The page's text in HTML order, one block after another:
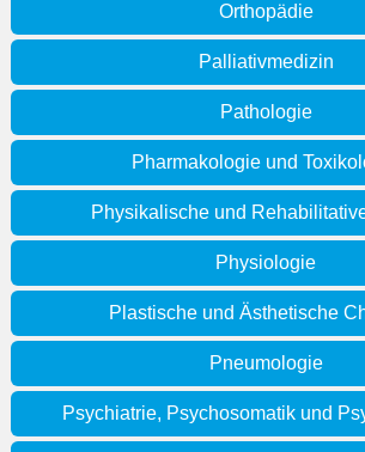
Orthopädie
Palliativmedizin
Pathologie
Pharmakologie und
Physikalische und
Physiologie
Plastische und Ästhetische
Pneumologie
Psychiatrie, Psychosomatik und